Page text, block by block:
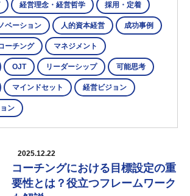
経営理念・経営哲学 採用・定着
ベーション 人的資本経営 成功事例
ーチング マネジメント
OJT リーダーシップ 可能思考
マインドセット 経営ビジョン
ン
2025.12.22
コーチングにおける目標設定の重
要性とは？役立つフレームワーク